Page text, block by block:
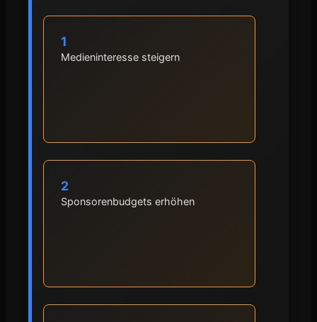
1
Medieninteresse steigern
2
Sponsorenbudgets erhöhen